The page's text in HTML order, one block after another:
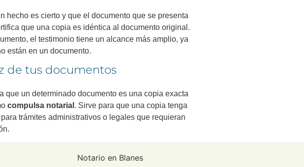
es cierto y que el documento que se presenta
que una copia es idéntica al documento original.
el testimonio tiene un alcance más amplio, ya
están en un documento.
de tus documentos
que un determinado documento es una copia exacta
compulsa notarial . Sirve para que una copia tenga
trámites administrativos o legales que requieran